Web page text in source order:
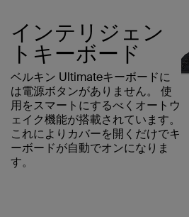
インテリジェン
トキーボード
ベルキン Ultimateキーボードに
は電源ボタンがありません。 使
用をスマートにするべくオートウ
ェイク機能が搭載されています。
これによりカバーを開くだけでキ
ーボードが自動でオンになりま
す。